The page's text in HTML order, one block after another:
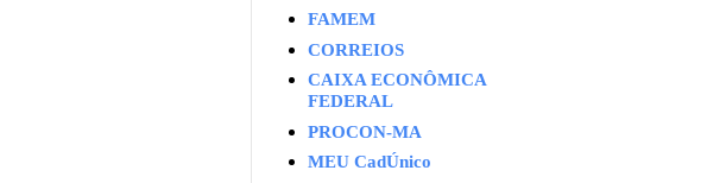
FAMEM
CORREIOS
CAIXA ECONÔMICA
FEDERAL
PROCON-MA
MEU CadÚnico